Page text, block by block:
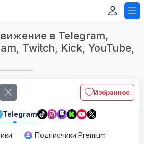
в Telegram,
Twitch, Kick, YouTube,
Избранное
Telegram
Подписчики Premium